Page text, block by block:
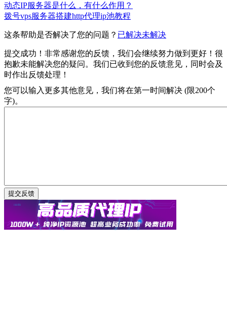
动态IP服务器是什么，有什么作用？
拨号vps服务器搭建http代理ip池教程
这条帮助是否解决了您的问题？ 已解决未解决
提交成功！非常感谢您的反馈，我们会继续努力做到更好！ 很
抱歉未能解决您的疑问。我们已收到您的反馈意见，同时会及
时作出反馈处理！
您可以输入更多其他意见，我们将在第一时间解决 (限200个
字)。